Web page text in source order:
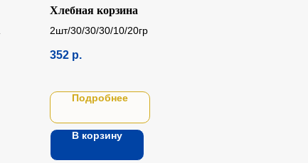
Хлебная корзина
2шт/30/30/30/10/20гр
352 р.
Подробнее
В корзину